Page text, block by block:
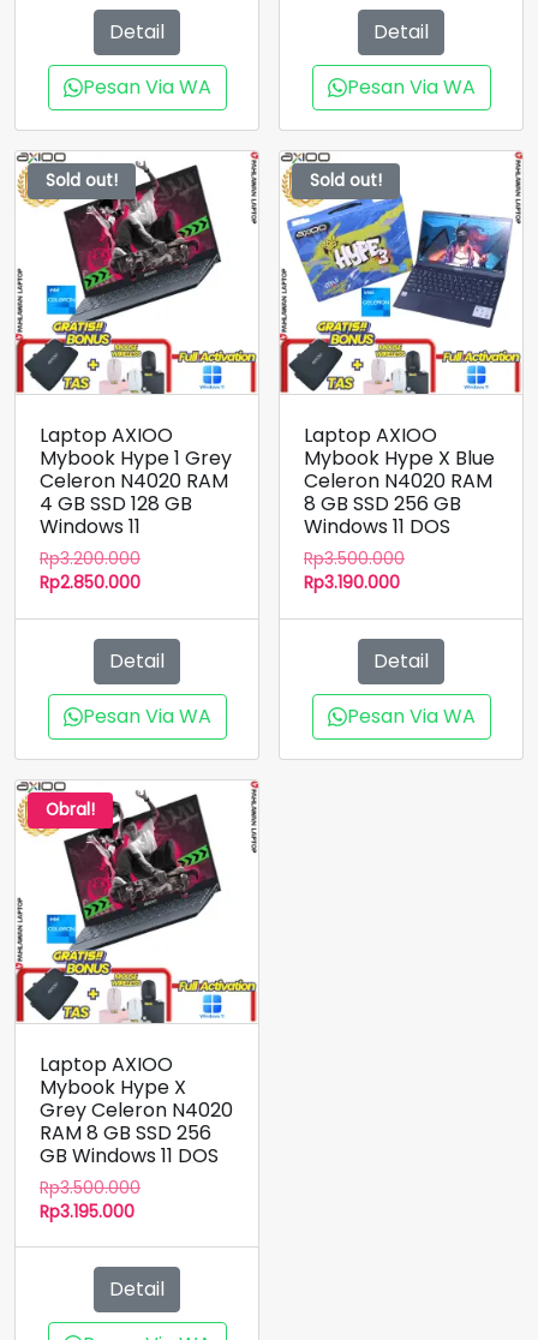
Rp2.900.000.
Detail
Pesan Via WA
adalah:
Rp2.850.000.
Detail
Pesan Via WA
Sold out!
Laptop AXIOO
Mybook Hype 1 Grey
Celeron N4020 RAM
4 GB SSD 128 GB
Windows 11
Rp3.200.000Harga
aslinya
Rp2.850.000Harga
adalah:
Rp2.850.000.
Detail
Pesan Via WA
Sold out!
Laptop AXIOO
Mybook Hype X Blue
Celeron N4020 RAM
8 GB SSD 256 GB
Windows 11 DOS
Rp3.500.000Harga
Rp3.190.000Harga
adalah:
Rp3.190.000.
Detail
Pesan Via WA
Obral!
Laptop AXIOO
Mybook Hype X
Grey Celeron N4020
RAM 8 GB SSD 256
GB Windows 11 DOS
Rp3.500.000Harga
Rp3.195.000Harga
adalah:
Rp3.195.000.
Detail